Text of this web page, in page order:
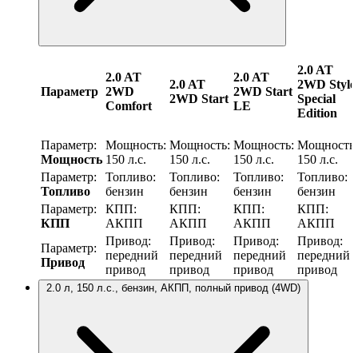
Параметр
2.0 AT
2WD
Comfort
2.0 AT
2WD Start
2.0 AT
2WD Start
LE
2.0 AT
2WD Style
Special
Edition
Параметр:
Мощность
Мощность:
150 л.с.
Мощность:
150 л.с.
Мощность:
150 л.с.
Мощность:
150 л.с.
Параметр:
Топливо
Топливо:
бензин
Топливо:
бензин
Топливо:
бензин
Топливо:
бензин
Параметр:
КПП
КПП:
АКПП
КПП:
АКПП
КПП:
АКПП
КПП:
АКПП
Параметр:
Привод
Привод:
передний
привод
Привод:
передний
привод
Привод:
передний
привод
Привод:
передний
привод
2.0 л, 150 л.с., бензин, АКПП, полный привод (4WD)